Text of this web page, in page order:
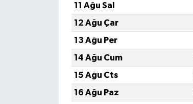
11 Ağu Sal
12 Ağu Çar
13 Ağu Per
14 Ağu Cum
15 Ağu Cts
16 Ağu Paz